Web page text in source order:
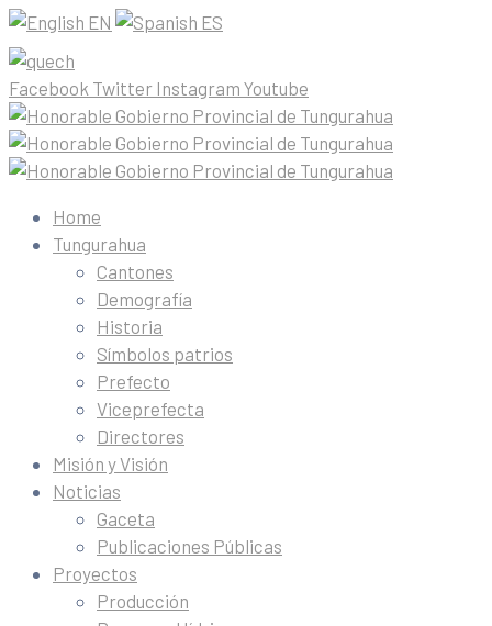
EN ES
Facebook Twitter Instagram Youtube
Home
Tungurahua
Cantones
Demografía
Historia
Símbolos patrios
Prefecto
Viceprefecta
Directores
Misión y Visión
Noticias
Gaceta
Publicaciones Públicas
Proyectos
Producción